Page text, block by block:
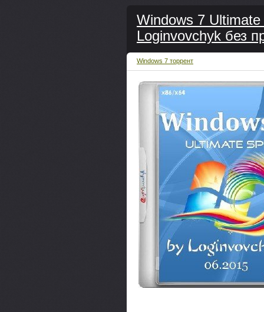
Windows 7
Loginvovchyk без
Windows 7 торрент